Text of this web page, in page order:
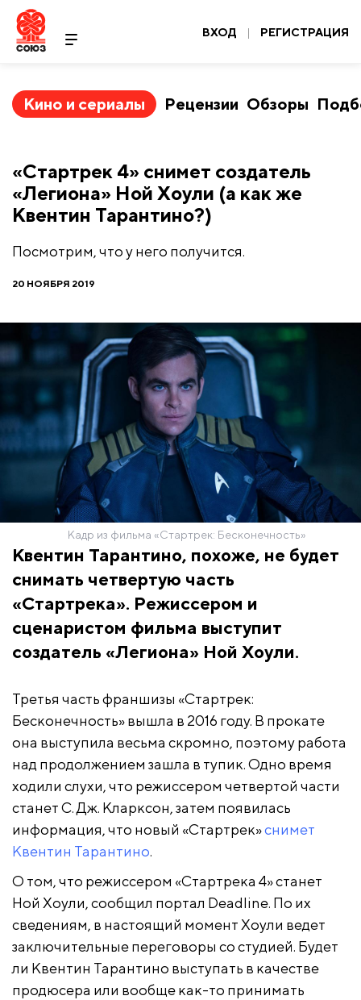
ВХОД | РЕГИСТРАЦИЯ
Кино и сериалы Рецензии Обзоры
«Стартрек 4» снимет создатель
«Легиона» Ной Хоули (а как же
Квентин Тарантино?)
Посмотрим, что у него получится.
20 НОЯБРЯ 2019
Кадр из фильма «Стартрек: Бесконечность»
Квентин Тарантино, похоже, не будет
снимать четвертую часть
«Стартрека». Режиссером и
сценаристом фильма выступит
создатель «Легиона» Ной Хоули.
Третья часть франшизы «Стартрек:
Бесконечность» вышла в 2016 году. В прокате
она выступила весьма скромно, поэтому работа
над продолжением зашла в тупик. Одно время
ходили слухи, что режиссером четвертой части
станет С. Дж. Кларксон, затем появилась
информация, что новый «Стартрек»снимет
Квентин Тарантино.
О том, что режиссером «Стартрека 4» станет
Ной Хоули, сообщил портал Deadline. По их
сведениям, в настоящий момент Хоули ведет
заключительные переговоры со студией. Будет
ли Квентин Тарантино выступать в качестве
продюсера или вообще как-то принимать